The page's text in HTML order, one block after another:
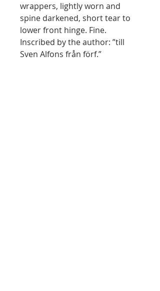
wrappers, lightly worn and
spine darkened, short tear to
lower front hinge. Fine.
Inscribed by the author: ”till
Sven Alfons från förf.”